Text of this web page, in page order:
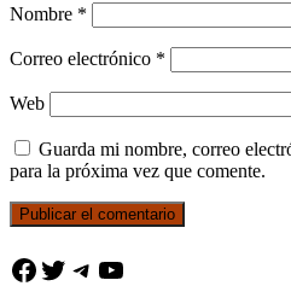
Nombre *
Correo electrónico *
Web
Guarda mi nombre, correo
para la próxima vez que comente.
Facebook
Twitter
Telegram
YouTube